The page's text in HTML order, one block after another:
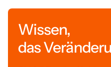
Wissen,
das